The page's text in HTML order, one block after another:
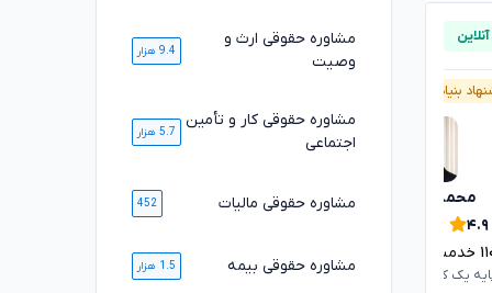
بنیاد وکلا
محمدرضا توکلی
۴.۹
خدمت ارائه شده موفق
یک کانون وکلای دادگستری
محسن خیری
۱۰۸۴۷
خدمت ارائه شده موفق
وکیل پایه یک کانون وکلای دادگستری
مشاوره حقوقی ارث و
وصیت
9.4 هزار
مشاوره حقوقی کار و تأمین
اجتماعی
5.7 هزار
مشاوره حقوقی مالیات 452
مشاوره حقوقی بیمه 1.5 هزار